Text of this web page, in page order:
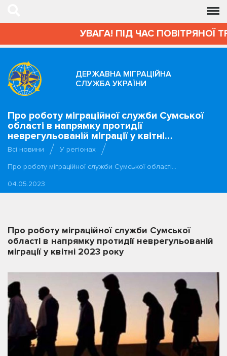
УВАГА! ПІД ЧАС ПОВІТРЯНОЇ
ДЕРЖАВНА МІГРАЦІЙНА
СЛУЖБА УКРАЇНИ
Про роботу міграційної служби Сумської
області в напрямку протидії
неврегульованій міграції у квітні…
Всі новини
У регіонах
Про роботу міграційної служби Сумської області…
04.05.2023
Про роботу міграційної служби Сумської
області в напрямку протидії неврегульованій
міграції у квітні 2023 року